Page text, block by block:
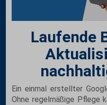
Laufende
Ein einmal erstellter
Ohne regelmäßige Pflege